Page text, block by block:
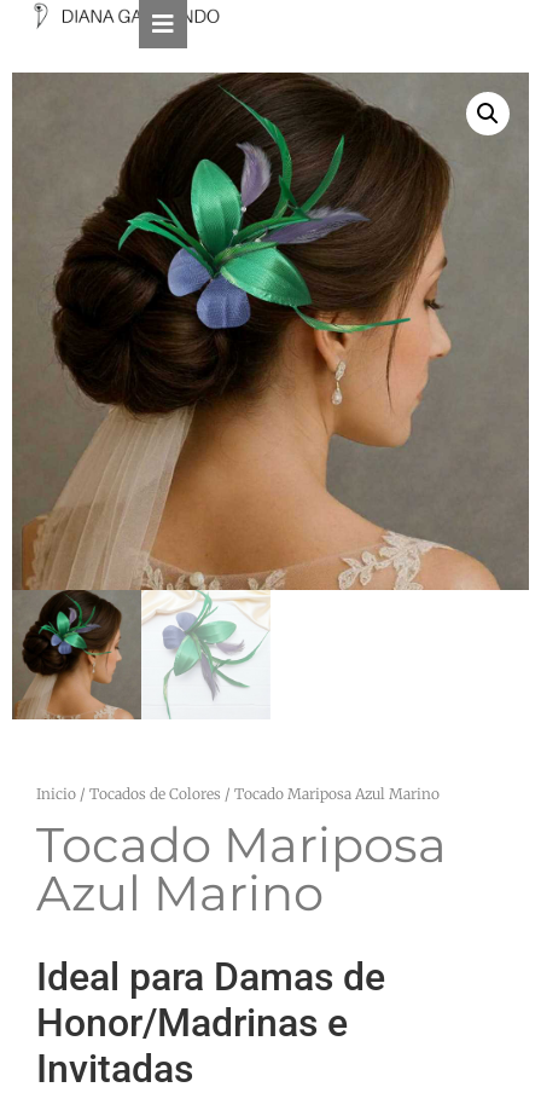
Inicio / Tocados de Colores / Tocado Mariposa Azul Marino
Tocado Mariposa
Azul Marino
Ideal para Damas de
Honor/Madrinas e
Invitadas